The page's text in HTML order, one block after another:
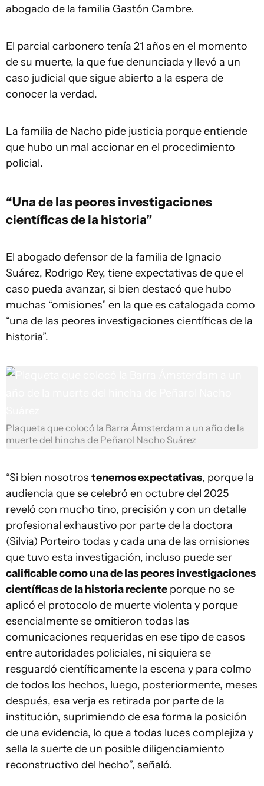
abogado de la familia Gastón Cambre.
El parcial carbonero tenía 21 años en el momento
de su muerte, la que fue denunciada y llevó a un
caso judicial que sigue abierto a la espera de
conocer la verdad.
La familia de Nacho pide justicia porque entiende
que hubo un mal accionar en el procedimiento
policial.
“Una de las peores investigaciones
científicas de la historia”
El abogado defensor de la familia de Ignacio
Suárez, Rodrigo Rey, tiene expectativas de que el
caso pueda avanzar, si bien destacó que hubo
muchas “omisiones” en la que es catalogada como
“una de las peores investigaciones científicas de la
historia”.
Plaqueta que colocó la Barra Ámsterdam a un año de la
muerte del hincha de Peñarol Nacho Suárez
“Si bien nosotros tenemos expectativas, porque la
audiencia que se celebró en octubre del 2025
reveló con mucho tino, precisión y con un detalle
profesional exhaustivo por parte de la doctora
(Silvia) Porteiro todas y cada una de las omisiones
que tuvo esta investigación, incluso puede ser
calificable como una de las peores investigaciones
científicas de la historia reciente porque no se
aplicó el protocolo de muerte violenta y porque
esencialmente se omitieron todas las
comunicaciones requeridas en ese tipo de casos
entre autoridades policiales, ni siquiera se
resguardó científicamente la escena y para colmo
de todos los hechos, luego, posteriormente, meses
después, esa verja es retirada por parte de la
institución, suprimiendo de esa forma la posición
de una evidencia, lo que a todas luces complejiza y
sella la suerte de un posible diligenciamiento
reconstructivo del hecho”, señaló.